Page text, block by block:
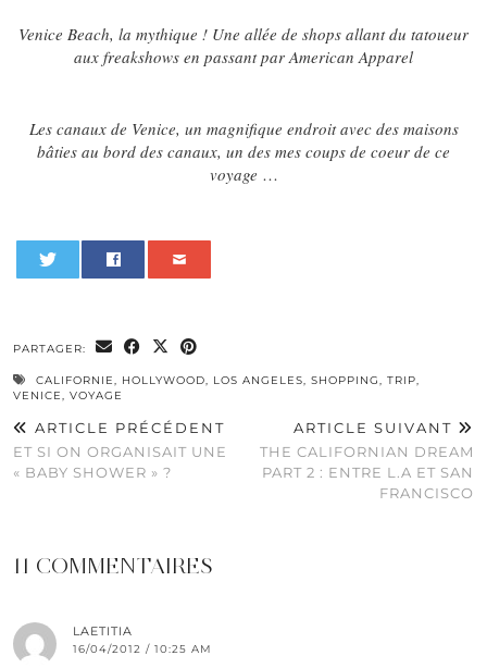
Venice Beach, la mythique ! Une allée de shops allant du tatoueur
aux freakshows en passant par American Apparel
Les canaux de Venice, un magnifique endroit avec des maisons
bâties au bord des canaux, un des mes coups de coeur de ce
voyage …
PARTAGER:
CALIFORNIE, HOLLYWOOD, LOS ANGELES, SHOPPING, TRIP,
VENICE, VOYAGE
ARTICLE PRÉCÉDENT
ET SI ON ORGANISAIT UNE
« BABY SHOWER » ?
ARTICLE SUIVANT
THE CALIFORNIAN DREAM
PART 2 : ENTRE L.A ET SAN
FRANCISCO
11 COMMENTAIRES
LAETITIA
16/04/2012 / 10:25 AM